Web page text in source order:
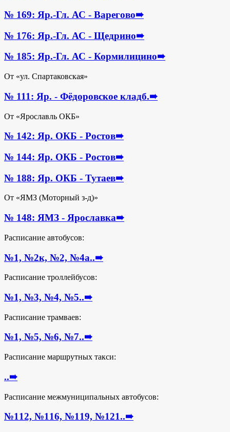
№ 169: Яр.-Гл. АС - Варегово➠
№ 176: Яр.-Гл. АС - Щедрино➠
№ 185: Яр.-Гл. АС - Кормилицино➠
От «ул. Спартаковская»
№ 111: Яр. - Фёдоровское кладб.➠
От «Ярославль ОКБ»
№ 142: Яр. ОКБ - Ростов➠
№ 144: Яр. ОКБ - Ростов➠
№ 188: Яр. ОКБ - Тутаев➠
От «ЯМЗ (Моторный з-д)»
№ 148: ЯМЗ - Ярославка➠
Расписание автобусов:
№1, №2к, №2, №4а..➠
Расписание троллейбусов:
№1, №3, №4, №5..➠
Расписание трамваев:
№1, №5, №6, №7..➠
Расписание маршрутных такси:
..➠
Расписание межмуниципальных автобусов:
№112, №116, №119, №121..➠